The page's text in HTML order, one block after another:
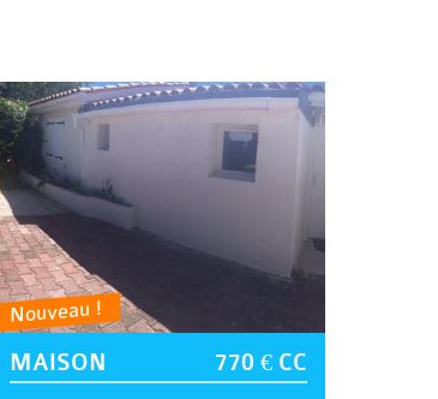
Nouveau !
MAISON 770 € CC